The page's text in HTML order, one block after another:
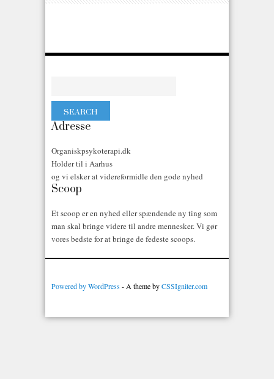
Adresse
Organiskpsykoterapi.dk
Holder til i Aarhus
og vi elsker at videreformidle den gode nyhed
Scoop
Et scoop er en nyhed eller spændende ny ting som
man skal bringe videre til andre mennesker. Vi gør
vores bedste for at bringe de fedeste scoops.
Powered by WordPress- A theme byCSSIgniter.com